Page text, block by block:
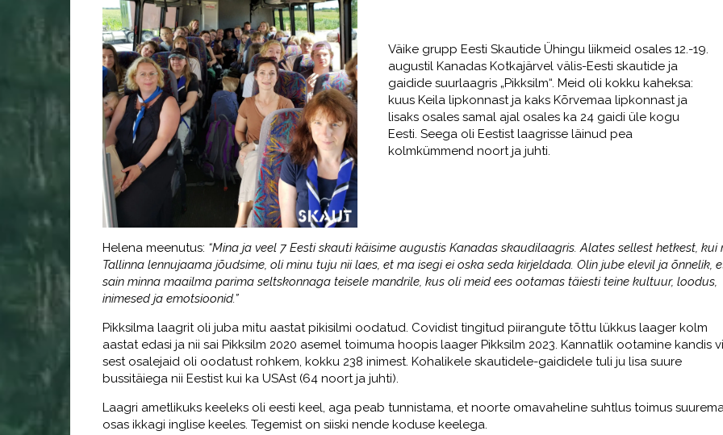
Väike grupp Eesti Skautide Ühingu liikmeid osales 12.-19.
augustil Kanadas Kotkajärvel välis-Eesti skautide ja
gaidide suurlaagris „Pikksilm“. Meid oli kokku kaheksa:
kuus Keila lipkonnast ja kaks Kõrvemaa lipkonnast ja
lisaks osales samal ajal osales ka 24 gaidi üle kogu
Eesti. Seega oli Eestist laagrisse läinud pea
kolmkümmend noort ja juhti.
Helena meenutus: “Mina ja veel 7 Eesti skauti käisime augustis Kanadas skaudilaagris. Alates sellest hetkest, kui
Tallinna lennujaama jõudsime, oli minu tuju nii laes, et ma isegi ei oska seda kirjeldada. Olin jube elevil ja õnnelik,
sain minna maailma parima seltskonnaga teisele mandrile, kus oli meid ees ootamas täiesti teine kultuur, loodus,
inimesed ja emotsioonid.”
Pikksilma laagrit oli juba mitu aastat pikisilmi oodatud. Covidist tingitud piirangute tõttu lükkus laager kolm
aastat edasi ja nii sai Pikksilm 2020 asemel toimuma hoopis laager Pikksilm 2023. Kannatlik ootamine kandis
sest osalejaid oli oodatust rohkem, kokku 238 inimest. Kohalikele skautidele-gaididele tuli ju lisa suure
bussitäiega nii Eestist kui ka USAst (64 noort ja juhti).
Laagri ametlikuks keeleks oli eesti keel, aga peab tunnistama, et noorte omavaheline suhtlus toimus
osas ikkagi inglise keeles. Tegemist on siiski nende koduse keelega.